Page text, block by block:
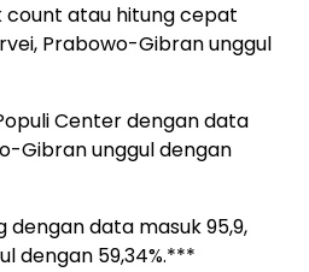
count atau hitung cepat
Prabowo-Gibran unggul
Center dengan data
Gibran unggul dengan
data masuk 95,9,
dengan 59,34%.***